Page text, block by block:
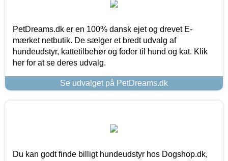
PetDreams.dk er en 100% dansk ejet og drevet E-
mærket netbutik. De sælger et bredt udvalg af
hundeudstyr, kattetilbehør og foder til hund og kat. Klik
her for at se deres udvalg.
Se udvalget på PetDreams.dk
Du kan godt finde billigt hundeudstyr hos Dogshop.dk,